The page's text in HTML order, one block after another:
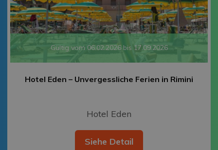
Gültig vom 06.02.2026 bis 17.09.2026
Hotel Eden – Unvergessliche Ferien in Rimini
Hotel Eden
Siehe Detail